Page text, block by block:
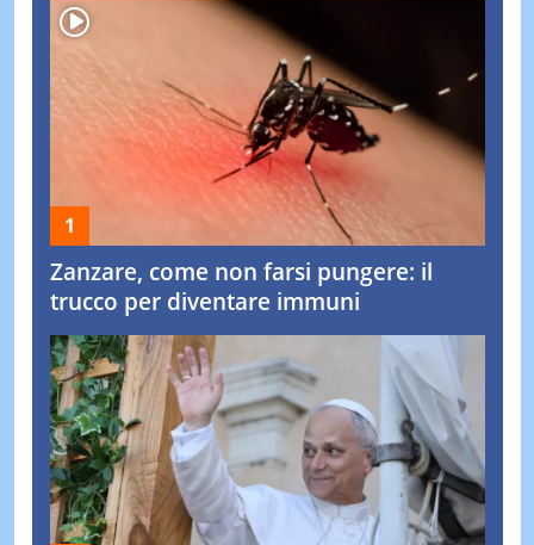
Zanzare, come non farsi pungere: il
trucco per diventare immuni